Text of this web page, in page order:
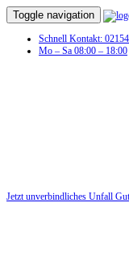
Toggle navigation
Schnell Kontakt:
Mo – Sa 08:00 – 18:00
Jetzt unverbindliches Unfall